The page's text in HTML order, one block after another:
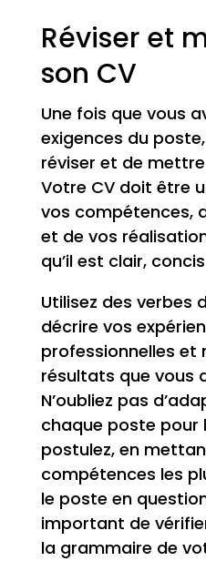
Réviser et
son CV
Une fois que vous
exigences du
réviser et de
Votre CV doit être
vos compétences,
et de vos
qu’il est clair,
Utilisez des verbes
décrire vos
professionnelles et
résultats que vous
N’oubliez pas
chaque poste pour
postulez, en
compétences les
le poste en
important de
la grammaire de